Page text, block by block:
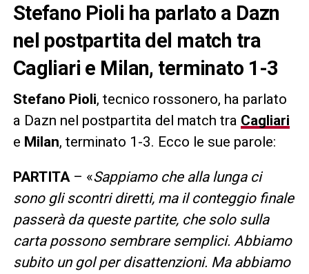
Stefano Pioli ha parlato a Dazn
nel postpartita del match tra
Cagliari e Milan, terminato 1-3
Stefano Pioli, tecnico rossonero, ha parlato
a Dazn nel postpartita del match tra Cagliari
e Milan, terminato 1-3. Ecco le sue parole:
PARTITA – «Sappiamo che alla lunga ci
sono gli scontri diretti, ma il conteggio finale
passerà da queste partite, che solo sulla
carta possono sembrare semplici. Abbiamo
subito un gol per disattenzioni. Ma abbiamo